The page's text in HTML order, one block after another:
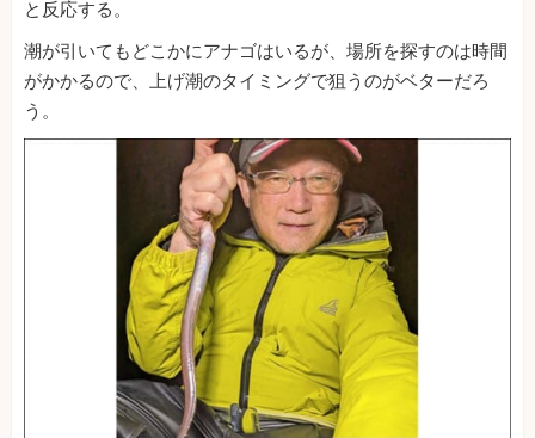
と反応する。
潮が引いてもどこかにアナゴはいるが、場所を探すのは時間
がかかるので、上げ潮のタイミングで狙うのがベターだろ
う。